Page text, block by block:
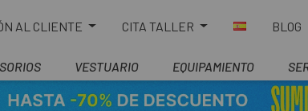
AL CLIENTE CITA TALLER BLOG
VESTUARIO EQUIPAMIENTO